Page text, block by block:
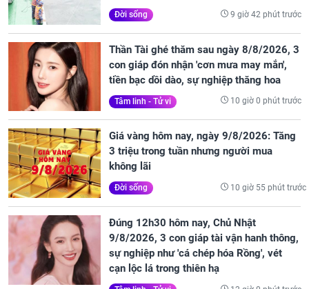
Đời sống 9 giờ 42 phút trước
Thần Tài ghé thăm sau ngày 8/8/2026, 3
con giáp đón nhận 'cơn mưa may mắn',
tiền bạc dồi dào, sự nghiệp thăng hoa
Tâm linh - Tử vi 10 giờ 0 phút trước
Giá vàng hôm nay, ngày 9/8/2026: Tăng
3 triệu trong tuần nhưng người mua
không lãi
Đời sống 10 giờ 55 phút trước
Đúng 12h30 hôm nay, Chủ Nhật
9/8/2026, 3 con giáp tài vận hanh thông,
sự nghiệp như 'cá chép hóa Rồng', vét
cạn lộc lá trong thiên hạ